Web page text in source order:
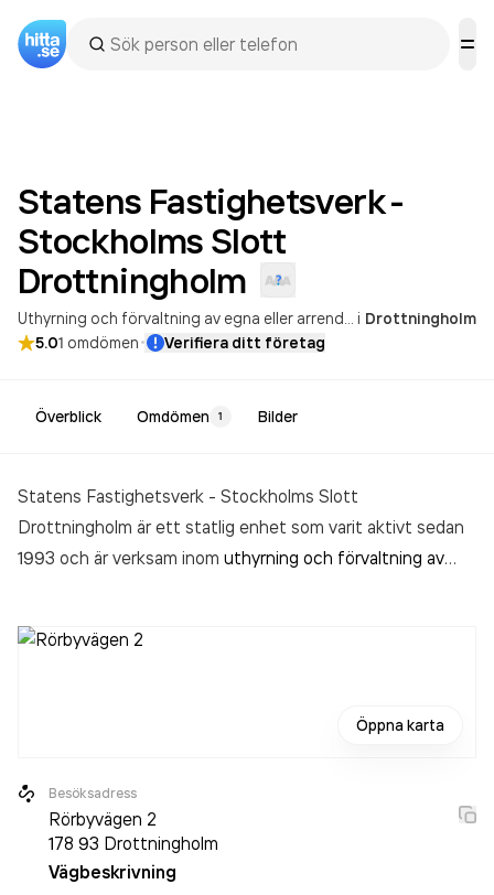
Statens Fastighetsverk -
Stockholms Slott
Drottningholm
i Drottningholm
5.01 omdömen· Verifiera ditt företag
Överblick Omdömen 1 Bilder
Statens Fastighetsverk - Stockholms Slott
Drottningholm är ett statlig enhet som varit aktivt sedan
1993 och är verksam inom uthyrning och förvaltning av
Öppna karta
Besöksadress
Rörbyvägen 2
178 93 Drottningholm
Vägbeskrivning